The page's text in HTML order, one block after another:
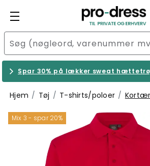
Spar 30% på lækker sweat
Hjem Tøj T-shirts/poloer
Mix 3 - spar 20%